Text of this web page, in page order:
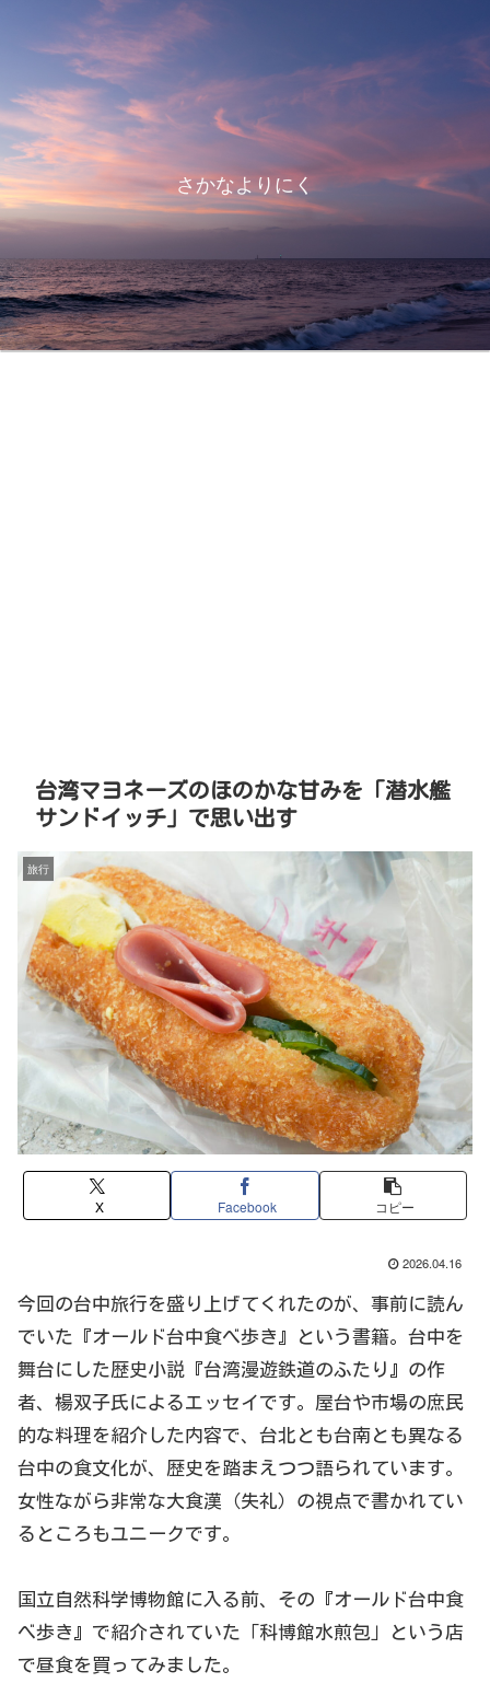
さかなよりにく
台湾マヨネーズのほのかな甘みを「潜水艦
サンドイッチ」で思い出す
旅行
X Facebook コピー
2026.04.16
今回の台中旅行を盛り上げてくれたのが、事前に読ん
でいた『オールド台中食べ歩き』という書籍。台中を
舞台にした歴史小説『台湾漫遊鉄道のふたり』の作
者、楊双子氏によるエッセイです。屋台や市場の庶民
的な料理を紹介した内容で、台北とも台南とも異なる
台中の食文化が、歴史を踏まえつつ語られています。
女性ながら非常な大食漢（失礼）の視点で書かれてい
るところもユニークです。
国立自然科学博物館に入る前、その『オールド台中食
べ歩き』で紹介されていた「科博館水煎包」という店
で昼食を買ってみました。